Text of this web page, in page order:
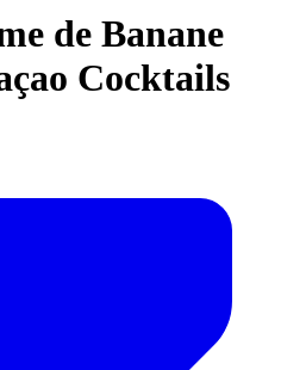
de Banane
Cocktails